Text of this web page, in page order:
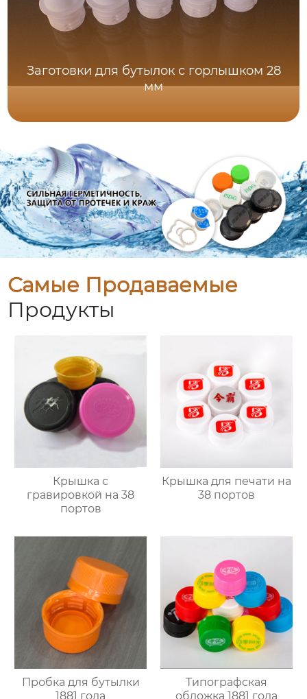
Заготовки для бутылок с горлышком 28
мм
Самые Продаваемые
Продукты
Крышка с
гравировкой на 38
портов
Крышка для печати на
38 портов
Пробка для бутылки
1881 года
Типографская
обложка 1881 года